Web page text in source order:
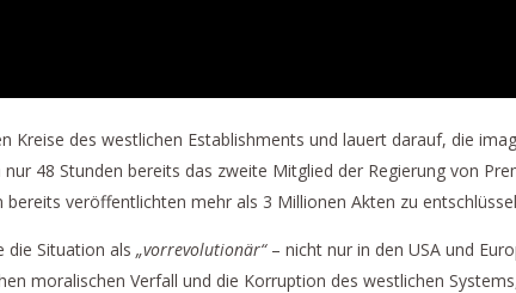
Regimewechsel-Ära
Kreise des westlichen Establishments und lauert darauf, die
48 Stunden bereits das zweite Mitglied der Regierung von
veröffentlichten mehr als 3 Millionen Akten zu
die Situation als „vorrevolutionär“– nicht nur in den USA und
moralischen Verfall und die Korruption des westlichen